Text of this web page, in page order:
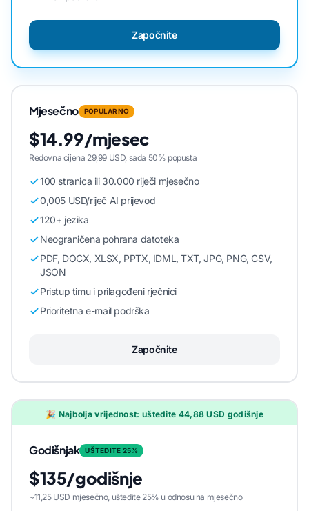
Započnite
Mjesečno POPULARNO
$14.99/mjesec
Redovna cijena 29,99 USD, sada 50% popusta
100 stranica ili 30.000 riječi mjesečno
0,005 USD/riječ AI prijevod
120+ jezika
Neograničena pohrana datoteka
PDF, DOCX, XLSX, PPTX, IDML, TXT, JPG, PNG, CSV,
JSON
Pristup timu i prilagođeni rječnici
Prioritetna e-mail podrška
Započnite
🎉 Najbolja vrijednost: uštedite 44,88 USD godišnje
Godišnjak UŠTEDITE 25%
$135/godišnje
~11,25 USD mjesečno, uštedite 25% u odnosu na mjesečno